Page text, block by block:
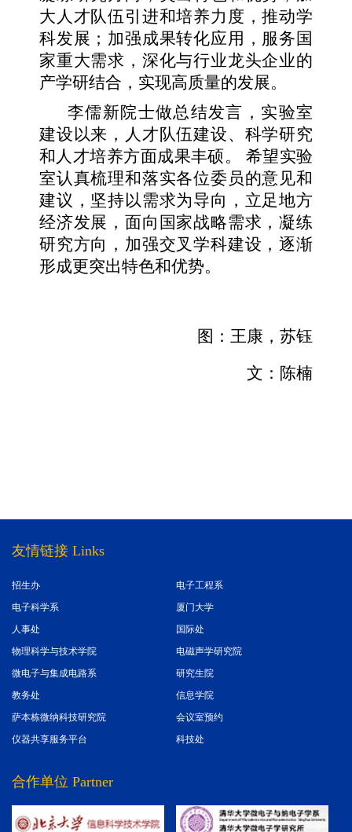
大人才队伍引进和培养力度，推动学
科发展；加强成果转化应用，服务国
家重大需求，深化与行业龙头企业的
产学研结合，实现高质量的发展。
李儒新院士做总结发言，实验室
建设以来，人才队伍建设、科学研究
和人才培养方面成果丰硕。 希望实验
室认真梳理和落实各位委员的意见和
建议，坚持以需求为导向，立足地方
经济发展，面向国家战略需求，凝练
研究方向，加强交叉学科建设，逐渐
形成更突出特色和优势。
图：王康，苏钰
文：陈楠
友情链接 Links
电子工程系
招生办
厦门大学
电子科学系
国际处
人事处
电磁声学研究院
物理科学与技术学院
研究生院
微电子与集成电路系
信息学院
教务处
会议室预约
萨本栋微纳科技研究院
科技处
仪器共享服务平台
合作单位 Partner